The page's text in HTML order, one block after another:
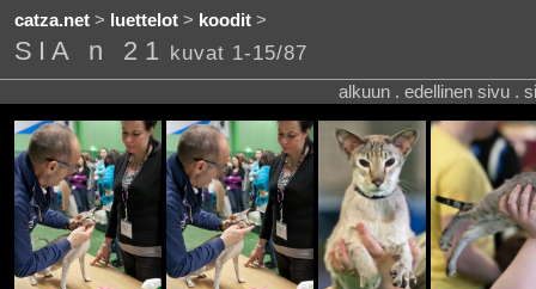
catza.net> luettelot> koodit>
SIA n 21 kuvat 1-15/87
alkuun . edellinen sivu .